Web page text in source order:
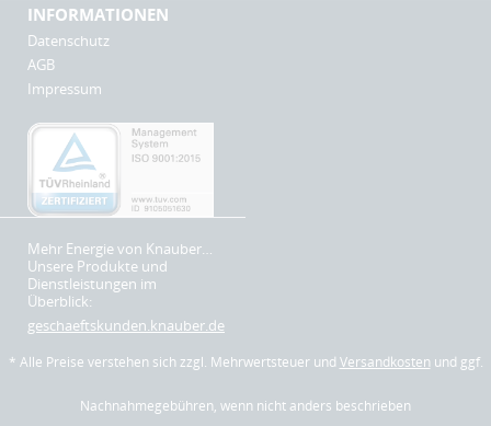
INFORMATIONEN
Datenschutz
AGB
Impressum
Mehr Energie von Knauber…
Unsere Produkte und
Dienstleistungen im
Überblick:
geschaeftskunden.knauber.de
* Alle Preise verstehen sich zzgl. Mehrwertsteuer und Versandkosten und ggf.
Nachnahmegebühren, wenn nicht anders beschrieben